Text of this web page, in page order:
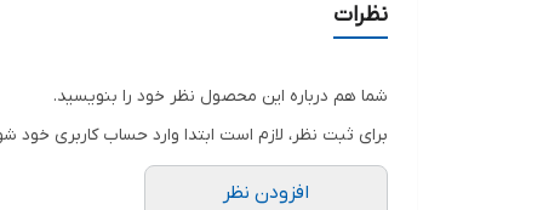
نظرات
شما هم درباره این محصول نظر خود را بنویسید.
برای ثبت نظر، لازم است ابتدا وارد حساب کاربری خود
افزودن نظر